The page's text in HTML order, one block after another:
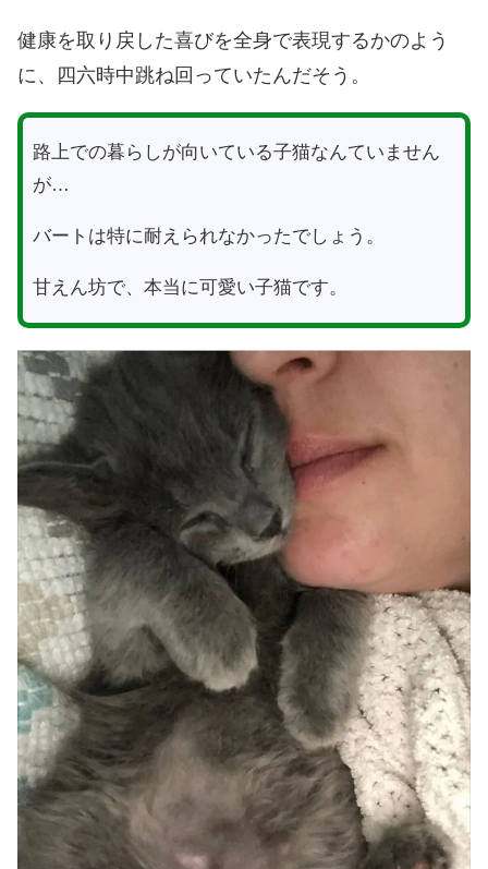
健康を取り戻した喜びを全身で表現するかのよう
に、四六時中跳ね回っていたんだそう。
路上での暮らしが向いている子猫なんていません
が…
バートは特に耐えられなかったでしょう。
甘えん坊で、本当に可愛い子猫です。